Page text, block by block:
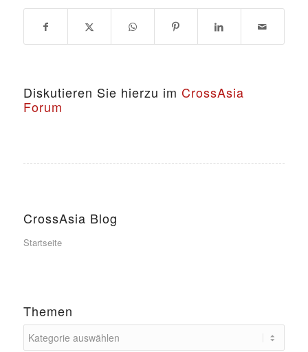
Diskutieren Sie hierzu im CrossAsia
Forum
CrossAsia Blog
Startseite
Themen